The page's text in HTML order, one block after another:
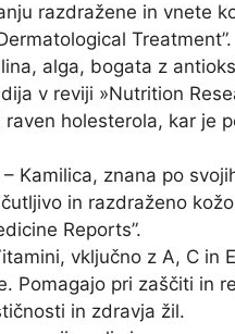
razdražene in vnete
Treatment”.
alga, bogata z
v reviji »Nutrition
holesterola, kar je
Kamilica, znana po
in razdraženo
Reports”.
vključno z A, C in
Pomagajo pri zaščiti in
in zdravja žil.